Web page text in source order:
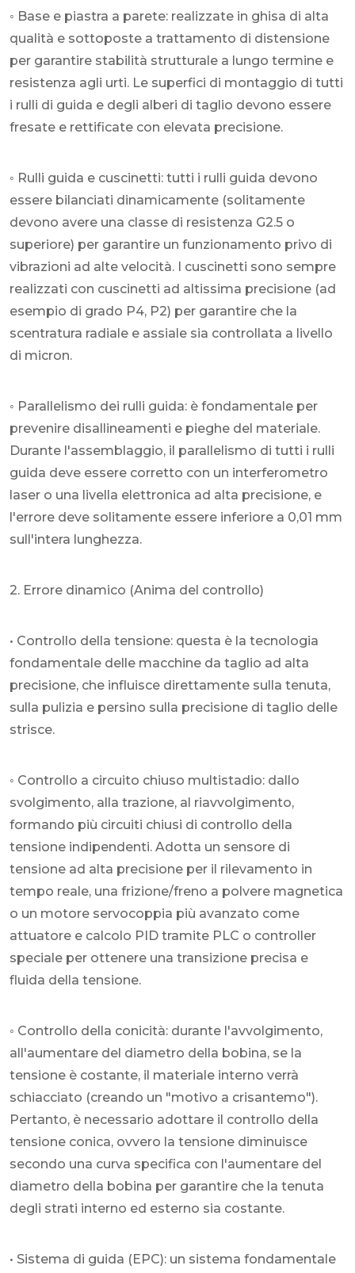
◦ Base e piastra a parete: realizzate in ghisa di alta
qualità e sottoposte a trattamento di distensione
per garantire stabilità strutturale a lungo termine e
resistenza agli urti. Le superfici di montaggio di tutti
i rulli di guida e degli alberi di taglio devono essere
fresate e rettificate con elevata precisione.
◦ Rulli guida e cuscinetti: tutti i rulli guida devono
essere bilanciati dinamicamente (solitamente
devono avere una classe di resistenza G2.5 o
superiore) per garantire un funzionamento privo di
vibrazioni ad alte velocità. I ​​cuscinetti sono sempre
realizzati con cuscinetti ad altissima precisione (ad
esempio di grado P4, P2) per garantire che la
scentratura radiale e assiale sia controllata a livello
di micron.
◦ Parallelismo dei rulli guida: è fondamentale per
prevenire disallineamenti e pieghe del materiale.
Durante l'assemblaggio, il parallelismo di tutti i rulli
guida deve essere corretto con un interferometro
laser o una livella elettronica ad alta precisione, e
l'errore deve solitamente essere inferiore a 0,01 mm
sull'intera lunghezza.
2. Errore dinamico (Anima del controllo)
• Controllo della tensione: questa è la tecnologia
fondamentale delle macchine da taglio ad alta
precisione, che influisce direttamente sulla tenuta,
sulla pulizia e persino sulla precisione di taglio delle
strisce.
◦ Controllo a circuito chiuso multistadio: dallo
svolgimento, alla trazione, al riavvolgimento,
formando più circuiti chiusi di controllo della
tensione indipendenti. Adotta un sensore di
tensione ad alta precisione per il rilevamento in
tempo reale, una frizione/freno a polvere magnetica
o un motore servocoppia più avanzato come
attuatore e calcolo PID tramite PLC o controller
speciale per ottenere una transizione precisa e
fluida della tensione.
◦ Controllo della conicità: durante l'avvolgimento,
all'aumentare del diametro della bobina, se la
tensione è costante, il materiale interno verrà
schiacciato (creando un "motivo a crisantemo").
Pertanto, è necessario adottare il controllo della
tensione conica, ovvero la tensione diminuisce
secondo una curva specifica con l'aumentare del
diametro della bobina per garantire che la tenuta
degli strati interno ed esterno sia costante.
• Sistema di guida (EPC): un sistema fondamentale